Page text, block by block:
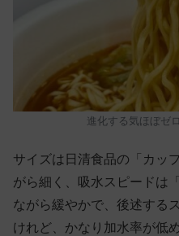
進化する気ほぼゼ
サイズは日清食品の「カッ
がら細く、吸水スピードは
ながら緩やかで、後述する
けれど、かなり加水率が低